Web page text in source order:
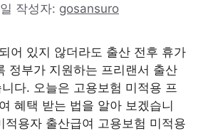
작성자: gosansuro
어 있지 않더라도 출산 전후 휴가
정부가 지원하는 프리랜서 출산
다. 오늘은 고용보험 미적용 프
혜택 받는 법을 알아 보겠습니
적용자 출산급여 고용보험 미적용